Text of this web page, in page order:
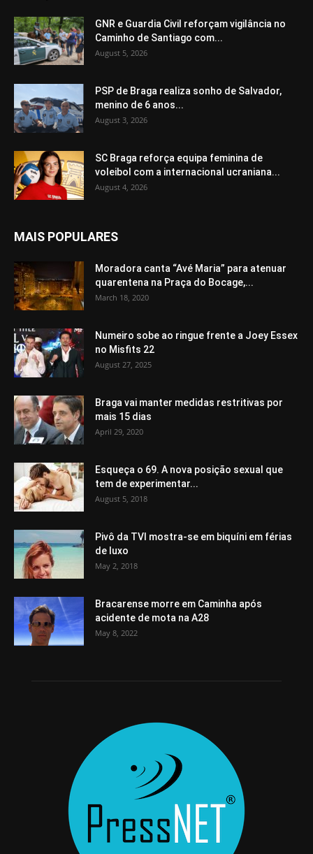
GNR e Guardia Civil reforçam vigilância no
Caminho de Santiago com...
August 5, 2026
PSP de Braga realiza sonho de Salvador,
menino de 6 anos...
August 3, 2026
SC Braga reforça equipa feminina de
voleibol com a internacional ucraniana...
August 4, 2026
MAIS POPULARES
Moradora canta “Avé Maria” para atenuar
quarentena na Praça do Bocage,...
March 18, 2020
Numeiro sobe ao ringue frente a Joey Essex
no Misfits 22
August 27, 2025
Braga vai manter medidas restritivas por
mais 15 dias
April 29, 2020
Esqueça o 69. A nova posição sexual que
tem de experimentar...
August 5, 2018
Pivô da TVI mostra-se em biquíni em férias
de luxo
May 2, 2018
Bracarense morre em Caminha após
acidente de mota na A28
May 8, 2022